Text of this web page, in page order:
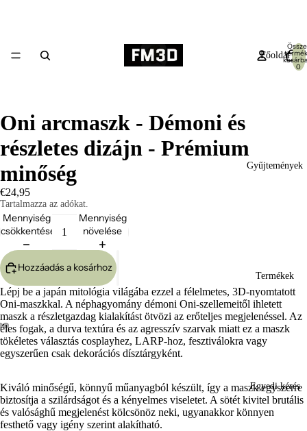
Főoldal
Gyűjtemények
Termékek
Egyedi kérés
0
Kép
megnyitása
képernyőn
Kép
megnyitása
képernyőn
Kép
megnyitása
képernyőn
Oni arcmaszk - Démoni és
részletes dizájn - Prémium
minőség
€24,95
Tartalmazza az adókat.
Mennyiség
csökkentése
Mennyiség
növelése
Hozzáadás a kosárhoz
Lépj be a japán mitológia világába ezzel a félelmetes, 3D-nyomtatott
Oni-maszkkal. A néphagyomány démoni Oni-szellemeitől ihletett
maszk a részletgazdag kialakítást ötvözi az erőteljes megjelenéssel. Az
éles fogak, a durva textúra és az agresszív szarvak miatt ez a maszk
tökéletes választás cosplayhez, LARP-hoz, fesztiválokra vagy
egyszerűen csak dekorációs dísztárgyként.
Kiváló minőségű, könnyű műanyagból készült, így a maszk egyszerre
biztosítja a szilárdságot és a kényelmes viseletet. A sötét kivitel brutális
és valósághű megjelenést kölcsönöz neki, ugyanakkor könnyen
festhető vagy igény szerint alakítható.